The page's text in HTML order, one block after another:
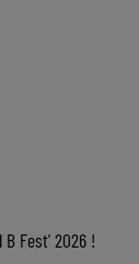
B Fest' 2026 !